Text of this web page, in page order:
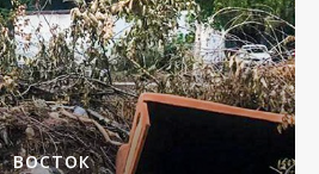
ВОСТОК